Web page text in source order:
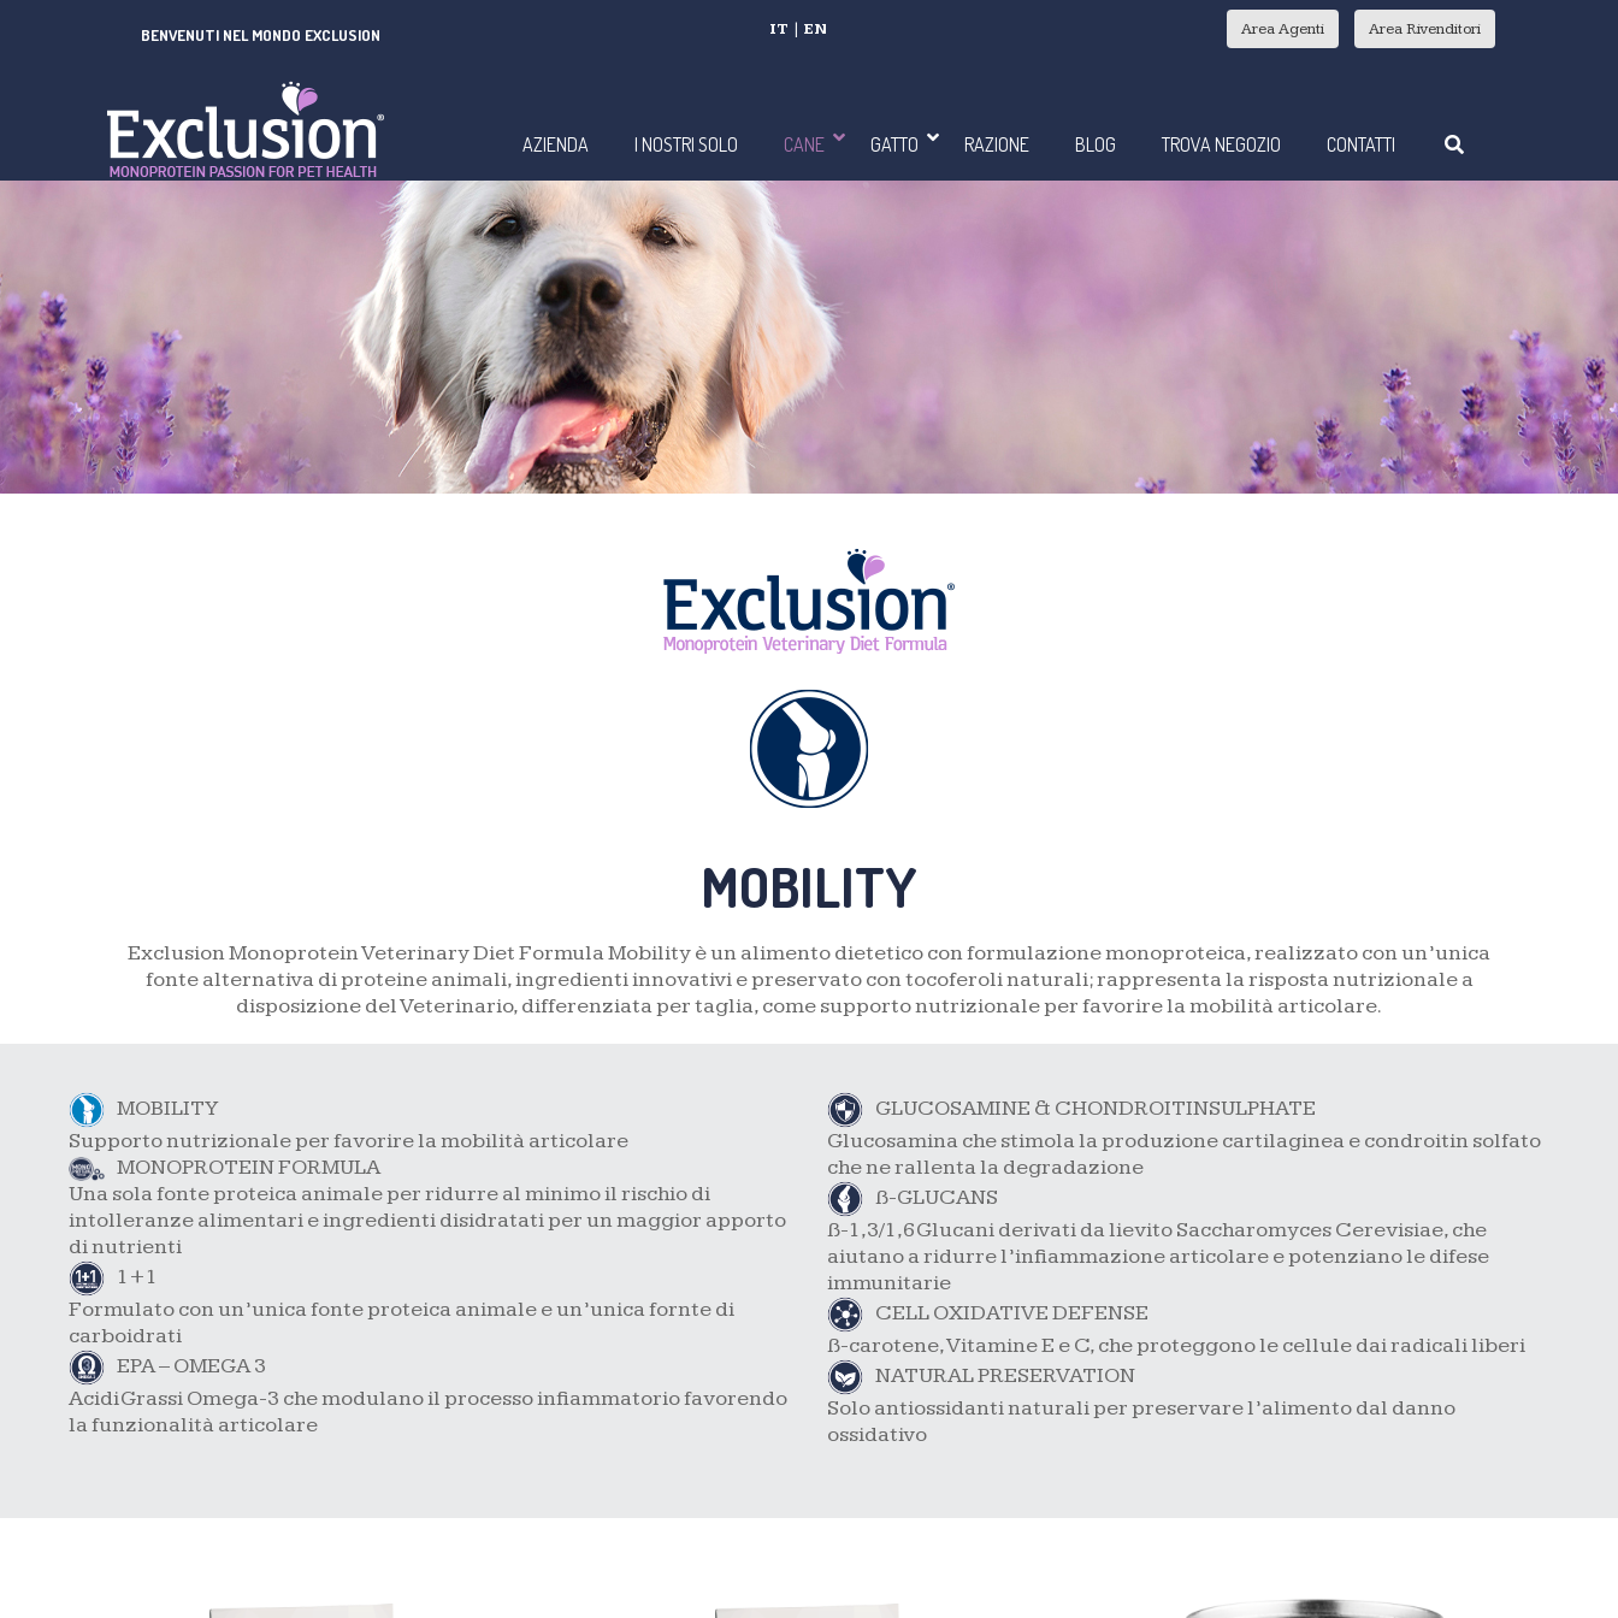
BENVENUTI NEL MONDO EXCLUSION IT | EN Area Agenti Area Rivenditori
AZIENDA I NOSTRI SOLO CANE GATTO RAZIONE BLOG TROVA NEGOZIO CONTATTI
MOBILITY
Exclusion Monoprotein Veterinary Diet Formula Mobility è un alimento dietetico con formulazione monoproteica, realizzato con un’unica
fonte alternativa di proteine animali, ingredienti innovativi e preservato con tocoferoli naturali; rappresenta la risposta nutrizionale a
disposizione del Veterinario, differenziata per taglia, come supporto nutrizionale per favorire la mobilità articolare.
MOBILITY
Supporto nutrizionale per favorire la mobilità articolare
MONOPROTEIN FORMULA
Una sola fonte proteica animale per ridurre al minimo il rischio di
intolleranze alimentari e ingredienti disidratati per un maggior apporto
di nutrienti
1+1
Formulato con un’unica fonte proteica animale e un’unica fornte di
carboidrati
EPA – OMEGA 3
Acidi Grassi Omega-3 che modulano il processo infiammatorio favorendo
la funzionalità articolare
GLUCOSAMINE & CHONDROITINSULPHATE
Glucosamina che stimola la produzione cartilaginea e condroitin solfato
che ne rallenta la degradazione
ß-GLUCANS
ß-1,3/1,6 Glucani derivati da lievito Saccharomyces Cerevisiae, che
aiutano a ridurre l’infiammazione articolare e potenziano le difese
immunitarie
CELL OXIDATIVE DEFENSE
ß-carotene, Vitamine E e C, che proteggono le cellule dai radicali liberi
NATURAL PRESERVATION
Solo antiossidanti naturali per preservare l’alimento dal danno
ossidativo